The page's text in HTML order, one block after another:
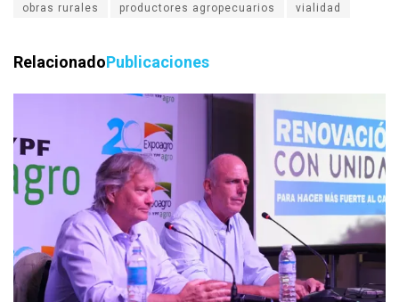
obras rurales productores agropecuarios vialidad
RelacionadoPublicaciones